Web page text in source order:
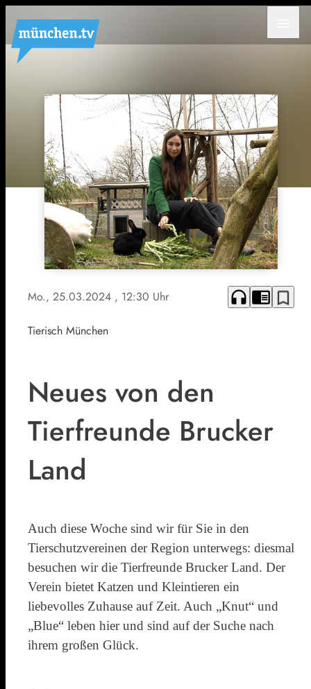
Mo., 25.03.2024 , 12:30 Uhr headphones chrome_reader_mode bookmark_border
Tierisch München
Neues von den
Tierfreunde Brucker
Land
Auch diese Woche sind wir für Sie in den
Tierschutzvereinen der Region unterwegs: diesmal
besuchen wir die Tierfreunde Brucker Land. Der
Verein bietet Katzen und Kleintieren ein
liebevolles Zuhause auf Zeit. Auch „Knut“ und
„Blue“ leben hier und sind auf der Suche nach
ihrem großen Glück.